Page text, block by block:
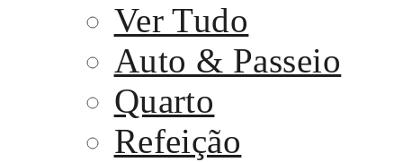
Ver Tudo
Auto & Passeio
Quarto
Refeição